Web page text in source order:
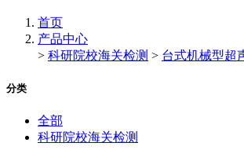
首页
产品中心
> 科研院校海关检测 > 台式机械型超
分类
全部
科研院校海关检测